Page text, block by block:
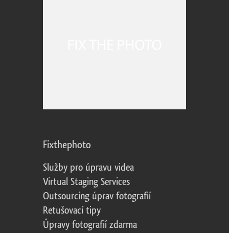
Fixthephoto
Služby pro úpravu videa
Virtual Staging Services
Outsourcing úprav fotografií
Retušovací tipy
Úpravy fotografií zdarma